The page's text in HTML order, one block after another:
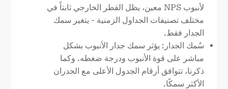
لأنبوب NPS معين، يظل القطر الخارجي ثابتاً في
مختلف تصنيفات الجداول الزمنية - يتغير سمك
الجدار فقط.
سُمك الجدار: يؤثر سمك جدار الأنبوب بشكل
مباشر على قوة الأنبوب ودرجة ضغطه. وكما
ذكرنا، تتوافق أرقام الجدول الأعلى مع الجدران
الأكثر سمكًا.